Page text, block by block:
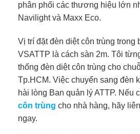
phân phối các thương hiệu lớn
Navilight và Maxx Eco.
Vị trí đặt đèn diệt côn trùng trong
VSATTP là cách sàn 2m. Tôi
thống đèn diệt côn trùng cho
Tp.HCM. Việc chuyển sang đèn
hài lòng Ban quản lý ATTP. Nếu
côn trùng cho nhà hàng, hãy
ngay.